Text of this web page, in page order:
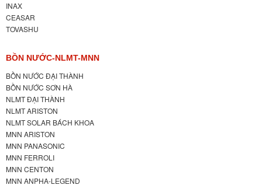
INAX
CEASAR
TOVASHU
BỒN NƯỚC-NLMT-MNN
BỒN NƯỚC ĐẠI THÀNH
BỒN NƯỚC SƠN HÀ
NLMT ĐẠI THÀNH
NLMT ARISTON
NLMT SOLAR BÁCH KHOA
MNN ARISTON
MNN PANASONIC
MNN FERROLI
MNN CENTON
MNN ANPHA-LEGEND